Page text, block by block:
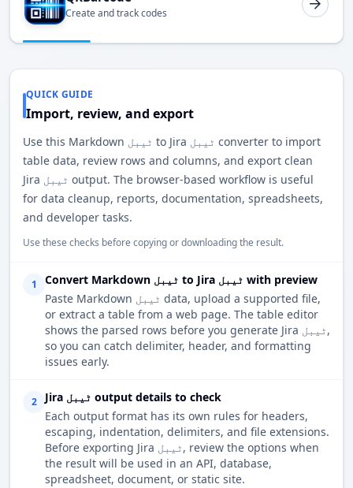
Create and track codes
QUICK GUIDE
Import, review, and export
Use this Markdown ٹیبل to Jira ٹیبل converter to import
table data, review rows and columns, and export clean
Jira ٹیبل output. The browser-based workflow is useful
for data cleanup, reports, documentation, spreadsheets,
and developer tasks.
Use these checks before copying or downloading the result.
1
Convert Markdown ٹیبل to Jira ٹیبل with preview
Paste Markdown ٹیبل data, upload a supported file,
or extract a table from a web page. The table editor
shows the parsed rows before you generate Jira ٹیبل,
so you can catch delimiter, header, and formatting
issues early.
2
Jira ٹیبل output details to check
Each output format has its own rules for headers,
escaping, indentation, delimiters, and file extensions.
Before exporting Jira ٹیبل, review the options when
the result will be used in an API, database,
spreadsheet, document, or static site.